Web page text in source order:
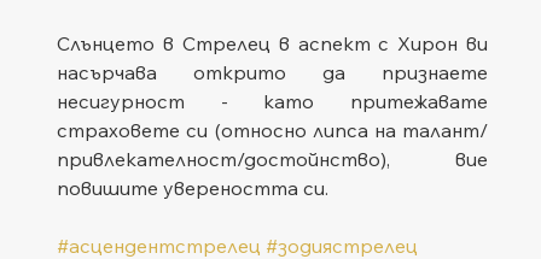
Слънцето в Стрелец в аспект с Хирон ви
насърчава открито да признаете
несигурност - като притежавате
страховете си (относно липса на талант/
привлекателност/достойнство), вие
повишите увереността си.
#асцендентстрелец #зодиястрелец